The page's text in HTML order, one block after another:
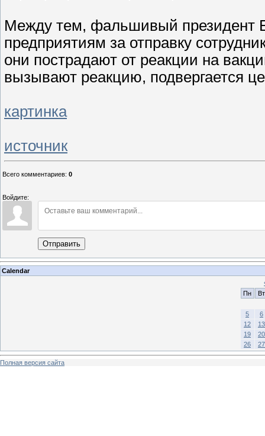
Между тем, фальшивый президент
предприятиям за отправку
они пострадают от реакции на
вызывают реакцию, подвергается
картинка
источник
Всего комментариев: 0
Войдите:
Отправить
Calendar
Пн
Вт
5
6
12
13
19
20
26
27
Полная версия сайта